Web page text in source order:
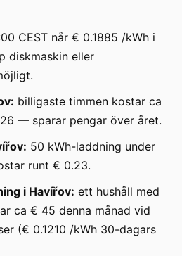
CEST når € 0.1885 /kWh i
diskmaskin eller
billigaste timmen kostar ca
— sparar pengar över året.
50 kWh-laddning under
runt € 0.23.
i Havířov: ett hushåll med
ca € 45 denna månad vid
(€ 0.1210 /kWh 30-dagars